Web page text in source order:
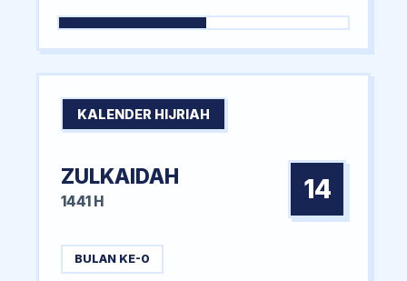
KALENDER HIJRIAH
ZULKAIDAH
1441 H 14
BULAN KE-0